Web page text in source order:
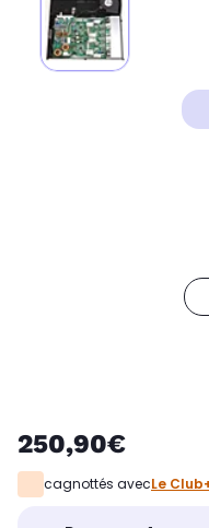
250,90€
cagnottés avecLe